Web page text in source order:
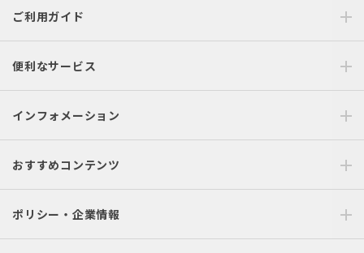
ご利用ガイド
便利なサービス
インフォメーション
おすすめコンテンツ
ポリシー・企業情報